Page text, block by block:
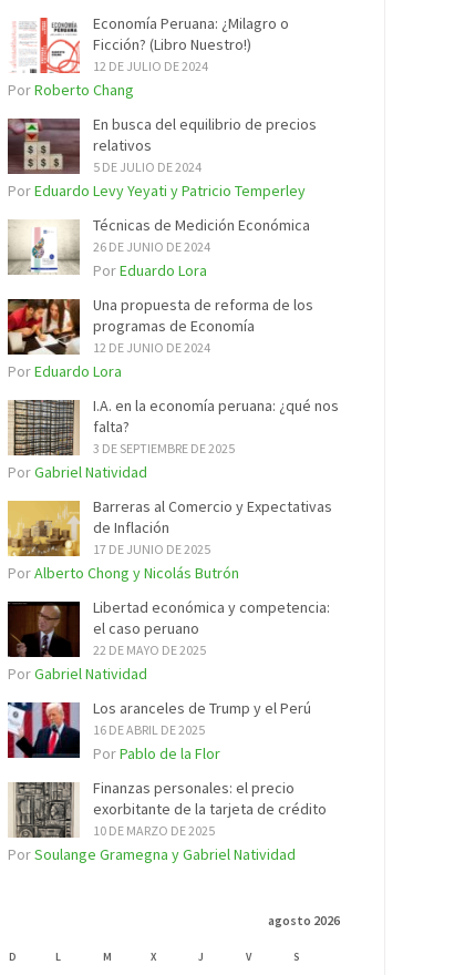
Economía Peruana: ¿Milagro o
Ficción? (Libro Nuestro!)
12 DE JULIO DE 2024
PorRoberto Chang
En busca del equilibrio de precios
relativos
5 DE JULIO DE 2024
PorEduardo Levy Yeyati y Patricio Temperley
Técnicas de Medición Económica
26 DE JUNIO DE 2024
PorEduardo Lora
Una propuesta de reforma de los
programas de Economía
12 DE JUNIO DE 2024
PorEduardo Lora
I.A. en la economía peruana: ¿qué nos
falta?
3 DE SEPTIEMBRE DE 2025
PorGabriel Natividad
Barreras al Comercio y Expectativas
de Inflación
17 DE JUNIO DE 2025
PorAlberto Chong y Nicolás Butrón
Libertad económica y competencia:
el caso peruano
22 DE MAYO DE 2025
PorGabriel Natividad
Los aranceles de Trump y el Perú
16 DE ABRIL DE 2025
PorPablo de la Flor
Finanzas personales: el precio
exorbitante de la tarjeta de crédito
10 DE MARZO DE 2025
PorSoulange Gramegna y Gabriel Natividad
agosto 2026
D L M X J V S